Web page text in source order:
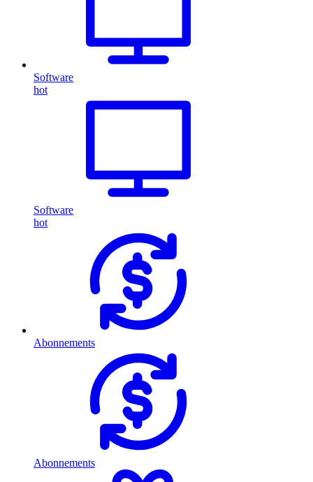
Software
hot
Software
hot
Abonnements
Abonnements